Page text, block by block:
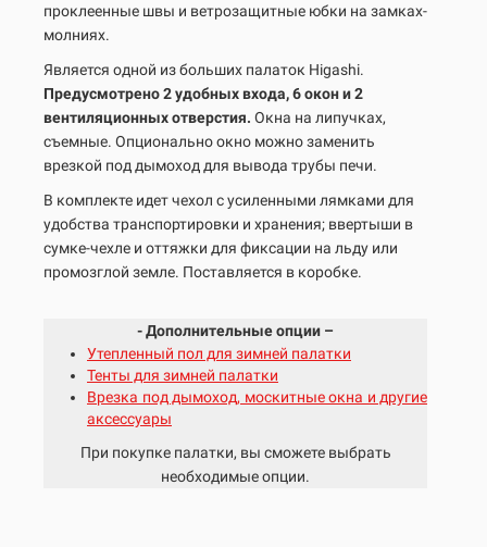
проклеенные швы и ветрозащитные юбки на замках-
молниях.
Является одной из больших палаток Higashi.
Предусмотрено 2 удобных входа, 6 окон и 2
вентиляционных отверстия. Окна на липучках,
съемные. Опционально окно можно заменить
врезкой под дымоход для вывода трубы печи.
В комплекте идет чехол с усиленными лямками для
удобства транспортировки и хранения; ввертыши в
сумке-чехле и оттяжки для фиксации на льду или
промозглой земле. Поставляется в коробке.
- Дополнительные опции –
Утепленный пол для зимней палатки
Тенты для зимней палатки
Врезка под дымоход, москитные окна и другие
аксессуары
При покупке палатки, вы сможете выбрать
необходимые опции.